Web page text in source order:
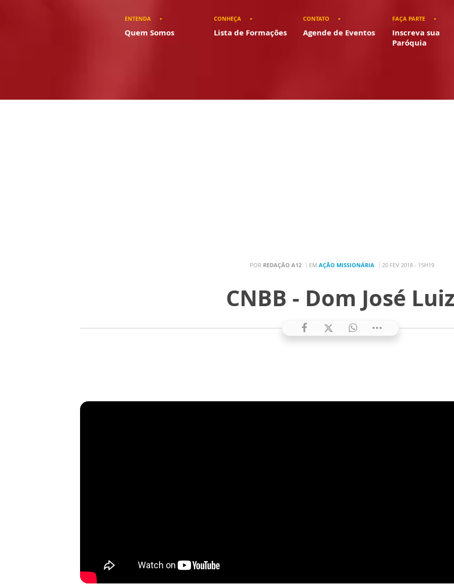
ENTENDA
Quem Somos
CONHEÇA
Lista de Formações
CONTATO
Agende de Eventos
FAÇA PARTE
Inscreva sua
Paróquia
POR REDAÇÃO A12 EM AÇÃO MISSIONÁRIA 20 FEV 2018 - 15H19
CNBB - Dom José